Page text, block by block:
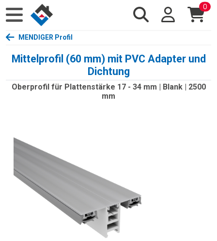
0
MENDIGER Profil
Mittelprofil (60 mm) mit PVC Adapter und
Dichtung
Oberprofil für Plattenstärke 17 - 34 mm | Blank | 2500
mm